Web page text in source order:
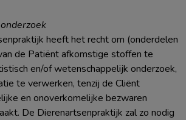
heeft het recht om (onderdelen
de Patiënt afkomstige stoffen te
en/of wetenschappelijk onderzoek,
te verwerken, tenzij de Cliënt
en onoverkomelijke bezwaren
De Dierenartsenpraktijk zal zo nodig